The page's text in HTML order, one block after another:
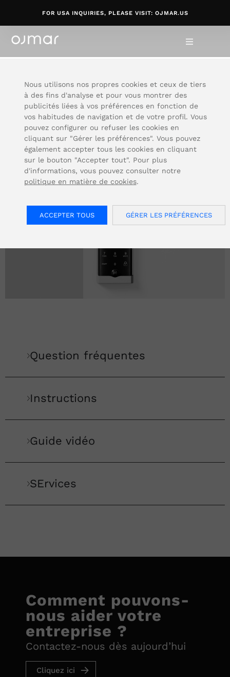
FOR USA INQUIRIES, PLEASE VISIT: OJMAR.US
SUPPORT/OCS 30
OCS 30(OCS Smart)
Question fréquentes
Instructions
Guide vidéo
SErvices
Comment pouvons-
nous aider votre
entreprise ?
Contactez-nous dès aujourd’hui
Cliquez ici
Nous utilisons nos propres cookies et ceux de tiers
à des fins d'analyse et pour vous montrer des
publicités liées à vos préférences en fonction de
vos habitudes de navigation et de votre profil. Vous
pouvez configurer ou refuser les cookies en
cliquant sur "Gérer les préférences". Vous pouvez
également accepter tous les cookies en cliquant
sur le bouton "Accepter tout". Pour plus
d'informations, vous pouvez consulter notre
politique en matière de cookies.
ACCEPTER TOUS GÉRER LES PRÉFÉRENCES